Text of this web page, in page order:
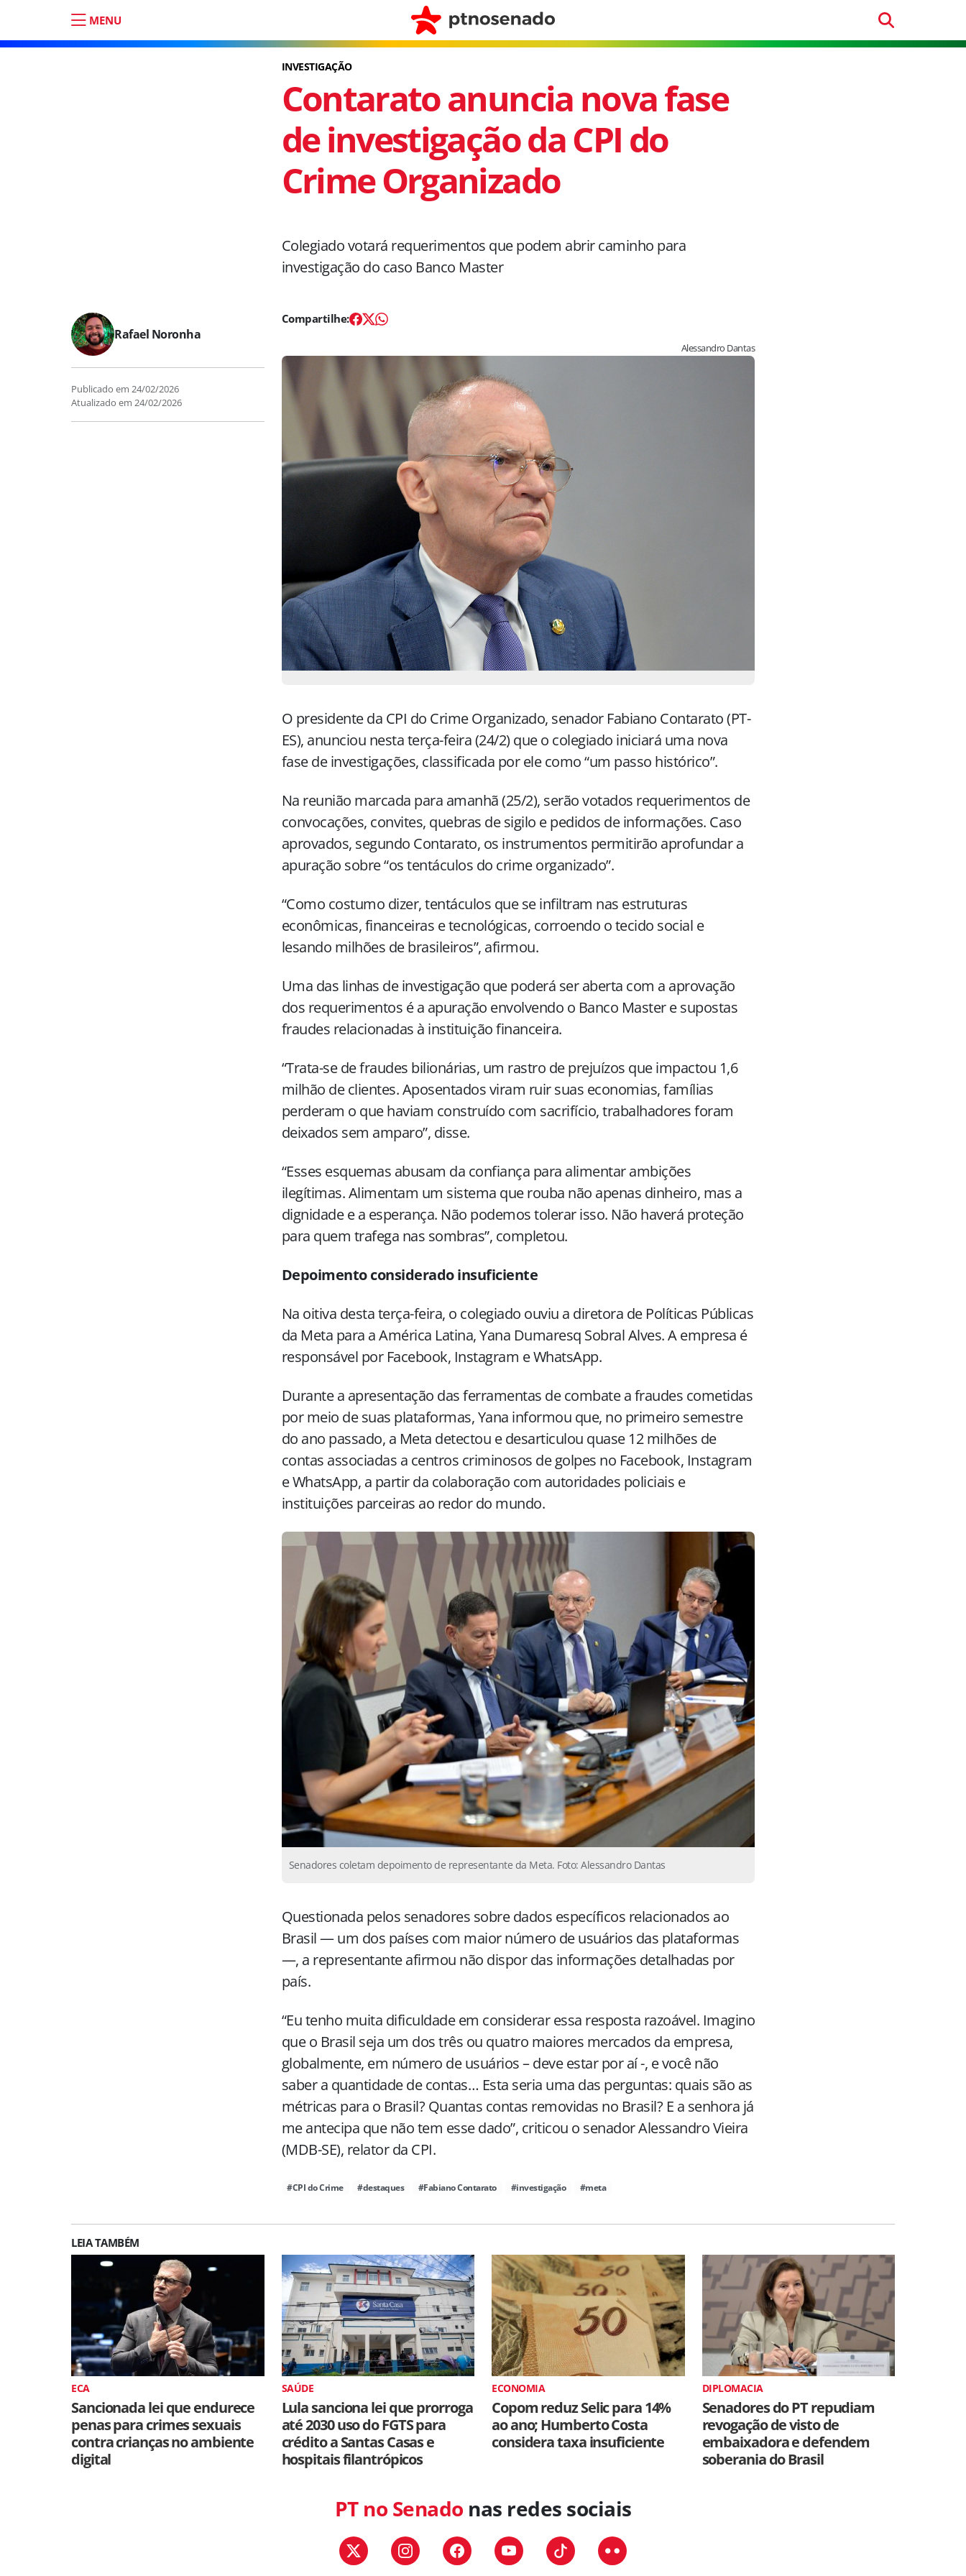
MENU
INVESTIGAÇÃO
Contarato anuncia nova fase
de investigação da CPI do
Crime Organizado
Colegiado votará requerimentos que podem abrir caminho para
investigação do caso Banco Master
Rafael Noronha
Publicado em 24/02/2026
Atualizado em 24/02/2026
Alessandro Dantas
O presidente da CPI do Crime Organizado, senador Fabiano Contarato (PT-
ES), anunciou nesta terça-feira (24/2) que o colegiado iniciará uma nova
fase de investigações, classificada por ele como “um passo histórico”.
Na reunião marcada para amanhã (25/2), serão votados requerimentos de
convocações, convites, quebras de sigilo e pedidos de informações. Caso
aprovados, segundo Contarato, os instrumentos permitirão aprofundar a
apuração sobre “os tentáculos do crime organizado”.
“Como costumo dizer, tentáculos que se infiltram nas estruturas
econômicas, financeiras e tecnológicas, corroendo o tecido social e
lesando milhões de brasileiros”, afirmou.
Uma das linhas de investigação que poderá ser aberta com a aprovação
dos requerimentos é a apuração envolvendo o Banco Master e supostas
fraudes relacionadas à instituição financeira.
“Trata-se de fraudes bilionárias, um rastro de prejuízos que impactou 1,6
milhão de clientes. Aposentados viram ruir suas economias, famílias
perderam o que haviam construído com sacrifício, trabalhadores foram
deixados sem amparo”, disse.
“Esses esquemas abusam da confiança para alimentar ambições
ilegítimas. Alimentam um sistema que rouba não apenas dinheiro, mas a
dignidade e a esperança. Não podemos tolerar isso. Não haverá proteção
para quem trafega nas sombras”, completou.
Depoimento considerado insuficiente
Na oitiva desta terça-feira, o colegiado ouviu a diretora de Políticas Públicas
da Meta para a América Latina, Yana Dumaresq Sobral Alves. A empresa é
responsável por Facebook, Instagram e WhatsApp.
Durante a apresentação das ferramentas de combate a fraudes cometidas
por meio de suas plataformas, Yana informou que, no primeiro semestre
do ano passado, a Meta detectou e desarticulou quase 12 milhões de
contas associadas a centros criminosos de golpes no Facebook, Instagram
e WhatsApp, a partir da colaboração com autoridades policiais e
instituições parceiras ao redor do mundo.
Senadores coletam depoimento de representante da Meta. Foto: Alessandro Dantas
Questionada pelos senadores sobre dados específicos relacionados ao
Brasil — um dos países com maior número de usuários das plataformas
—, a representante afirmou não dispor das informações detalhadas por
país.
“Eu tenho muita dificuldade em considerar essa resposta razoável. Imagino
que o Brasil seja um dos três ou quatro maiores mercados da empresa,
globalmente, em número de usuários – deve estar por aí -, e você não
saber a quantidade de contas… Esta seria uma das perguntas: quais são as
métricas para o Brasil? Quantas contas removidas no Brasil? E a senhora já
me antecipa que não tem esse dado”, criticou o senador Alessandro Vieira
(MDB-SE), relator da CPI.
#CPI do Crime #destaques #Fabiano Contarato #investigação #meta
LEIA TAMBÉM
ECA
Sancionada lei que endurece
penas para crimes sexuais
contra crianças no ambiente
digital
SAÚDE
Lula sanciona lei que prorroga
até 2030 uso do FGTS para
crédito a Santas Casas e
hospitais filantrópicos
ECONOMIA
Copom reduz Selic para 14%
ao ano; Humberto Costa
considera taxa insuficiente
DIPLOMACIA
Senadores do PT repudiam
revogação de visto de
embaixadora e defendem
soberania do Brasil
PT no Senado nas redes sociais